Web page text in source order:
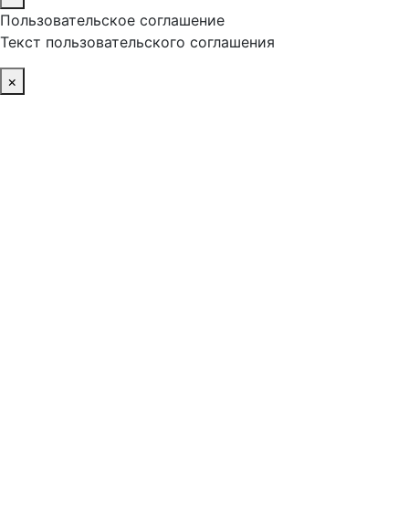
Пользовательское соглашение
Текст пользовательского соглашения
×